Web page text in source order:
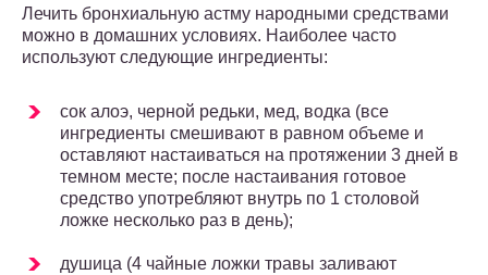
Лечить бронхиальную астму народными средствами
можно в домашних условиях. Наиболее часто
используют следующие ингредиенты:
сок алоэ, черной редьки, мед, водка (все
ингредиенты смешивают в равном объеме и
оставляют настаиваться на протяжении 3 дней в
темном месте; после настаивания готовое
средство употребляют внутрь по 1 столовой
ложке несколько раз в день);
душица (4 чайные ложки травы заливают